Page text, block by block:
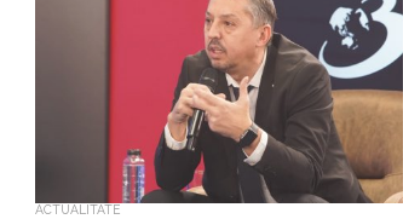
ACTUALITATE